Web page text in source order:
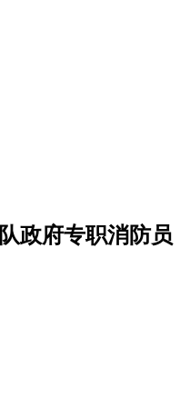
政府专职消防